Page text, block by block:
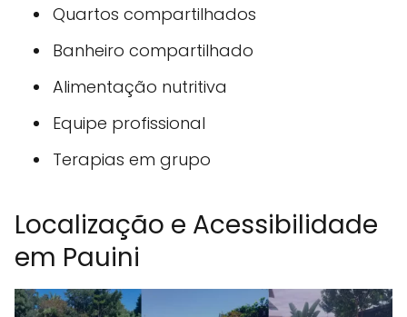
Quartos compartilhados
Banheiro compartilhado
Alimentação nutritiva
Equipe profissional
Terapias em grupo
Localização e Acessibilidade
em Pauini